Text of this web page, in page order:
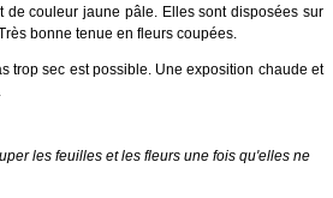
de couleur jaune pâle. Elles sont disposées sur
bonne tenue en fleurs coupées.
trop sec est possible. Une exposition chaude et
les feuilles et les fleurs une fois qu'elles ne